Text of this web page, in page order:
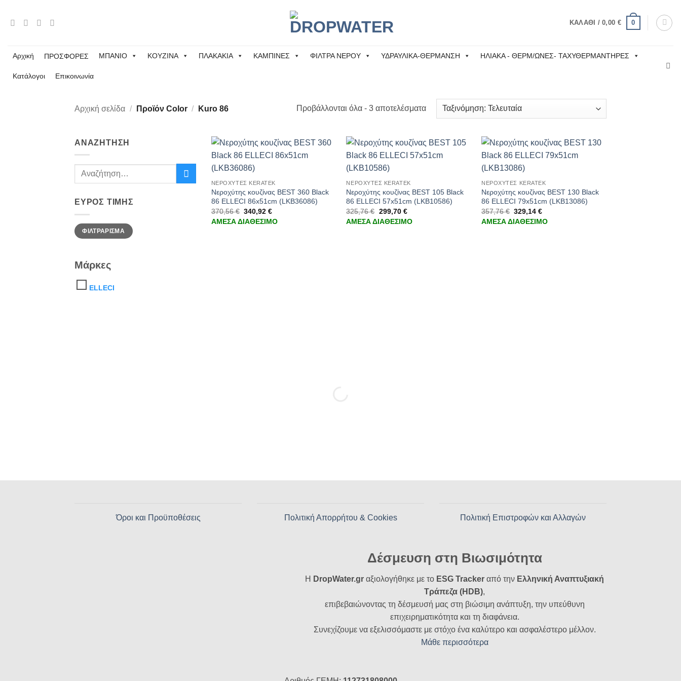
στο
ΚΑΛΆΘΙ /0,00 € 0
Αρχική ΠΡΟΣΦΟΡΕΣ ΜΠΑΝΙΟ ΚΟΥΖΙΝΑ ΠΛΑΚΑΚΙΑ ΚΑΜΠΙΝΕΣ ΦΙΛΤΡΑ ΝΕΡΟΥ ΥΔΡΑΥΛΙΚΑ-ΘΕΡΜΑΝΣΗ ΗΛΙΑΚΑ - ΘΕΡΜ/ΩΝΕΣ- ΤΑΧΥΘΕΡΜΑΝΤΗΡΕΣ
Κατάλογοι Επικοινωνία
Αρχική σελίδα / Προϊόν Color / Kuro 86 Προβάλλονται όλα - 3 αποτελέσματαSorted
ΑΝΑΖΉΤΗΣΗ
Αναζήτηση
ΕΎΡΟΣ ΤΙΜΉΣ
Ελάχιστη
τιμή
Μέγιστη
τιμήΦΙΛΤΡΆΡΙΣΜΑ
Μάρκες
ELLECI
+
ΝΕΡΟΧΥΤΕΣ KERATEK
Νεροχύτης κουζίνας BEST 360 Black
86 ELLECI 86x51cm (LKB36086)
370,56€ 340,92€
ΑΜΕΣΑ ΔΙΑΘΕΣΙΜΟ
+
ΝΕΡΟΧΥΤΕΣ KERATEK
Νεροχύτης κουζίνας BEST 105 Black
86 ELLECI 57x51cm (LKB10586)
325,76€ 299,70 €
ΑΜΕΣΑ ΔΙΑΘΕΣΙΜΟ
+
ΝΕΡΟΧΥΤΕΣ KERATEK
Νεροχύτης κουζίνας BEST 130 Black
86 ELLECI 79x51cm (LKB13086)
357,76€ 329,14€
ΑΜΕΣΑ ΔΙΑΘΕΣΙΜΟ
Όροι και Προϋποθέσεις Πολιτική Απορρήτου & Cookies Πολιτική Επιστροφών και Αλλαγών
Δέσμευση στη Βιωσιμότητα
Η DropWater.gr αξιολογήθηκε με το ESG Tracker από την Ελληνική Αναπτυξιακή
Τράπεζα (HDB),
επιβεβαιώνοντας τη δέσμευσή μας στη βιώσιμη ανάπτυξη, την υπεύθυνη
επιχειρηματικότητα και τη διαφάνεια.
Συνεχίζουμε να εξελισσόμαστε με στόχο ένα καλύτερο και ασφαλέστερο μέλλον.
Μάθε περισσότερα